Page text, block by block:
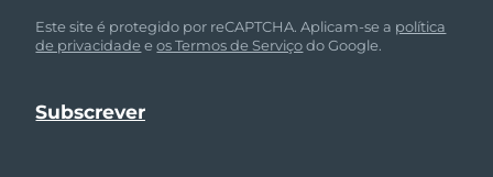
Este site é protegido por reCAPTCHA. Aplicam-se a política
de privacidade eos Termos de Serviçodo Google.